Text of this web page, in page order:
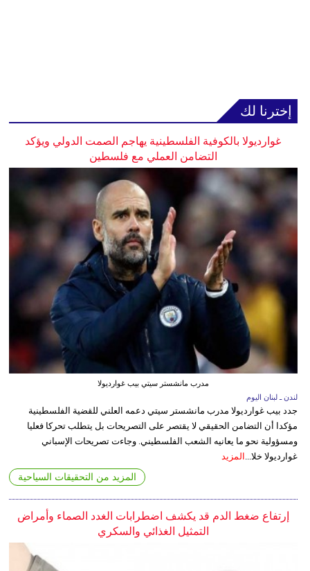
إخترنا لك
غوارديولا بالكوفية الفلسطينية يهاجم الصمت الدولي ويؤكد
التضامن العملي مع فلسطين
مدرب مانشستر سيتي بيب غوارديولا
لندن ـ لبنان اليوم
جدد بيب غوارديولا مدرب مانشستر سيتي دعمه العلني للقضية الفلسطينية
مؤكدا أن التضامن الحقيقي لا يقتصر على التصريحات بل يتطلب تحركا فعليا
ومسؤولية نحو ما يعانيه الشعب الفلسطيني. وجاءت تصريحات الإسباني
غوارديولا خلا... المزيد
المزيد من التحقيقات السياحية
إرتفاع ضغط الدم قد يكشف اضطرابات الغدد الصماء وأمراض
التمثيل الغذائي والسكري